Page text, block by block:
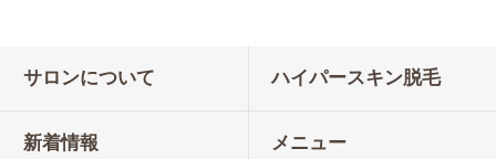
サロンについて ハイパースキン脱毛
新着情報 メニュー